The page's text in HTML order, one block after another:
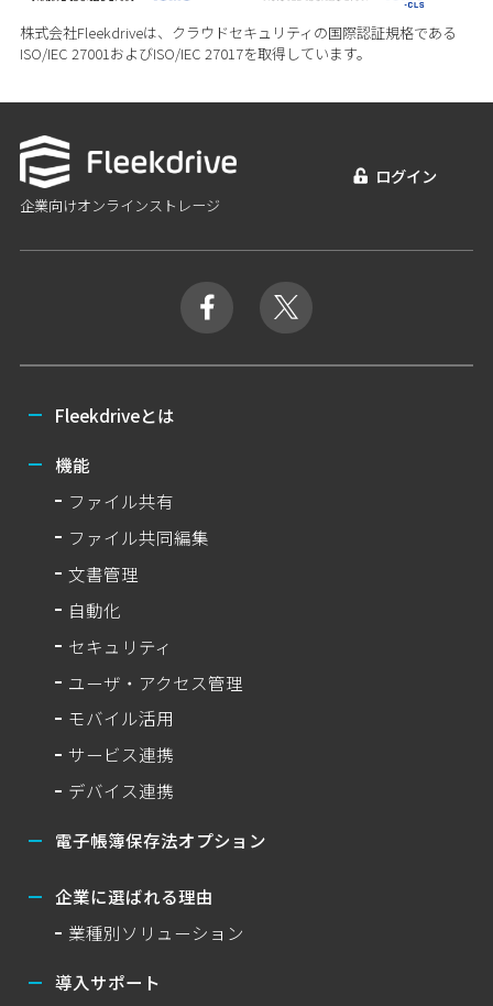
株式会社Fleekdriveは、クラウドセキュリティの国際認証規格である
ISO/IEC 27001およびISO/IEC 27017を取得しています。
企業向けオンラインストレージ
ログイン
Fleekdriveとは
機能
ファイル共有
ファイル共同編集
文書管理
自動化
セキュリティ
ユーザ・アクセス管理
モバイル活用
サービス連携
デバイス連携
電子帳簿保存法オプション
企業に選ばれる理由
業種別ソリューション
導入サポート